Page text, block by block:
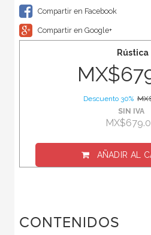
Compartir en Facebook
Compartir en Google+
Rústica
Descuento 30%
SIN IVA
AÑADIR AL
CONTENIDOS